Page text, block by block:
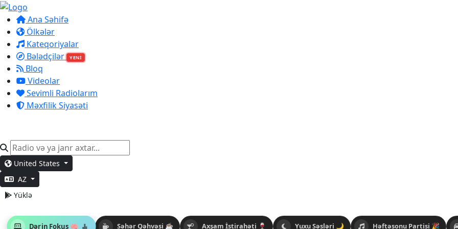
Ana Səhifə
Ölkələr
Kateqoriyalar
Bələdçilər
YENİ
Bloq
Videolar
Sevimli Radiolarım
Məxfilik Siyasəti
United States
AZ
Yüklə
Səhər Qəhvəsi ☕
Dərin Fokus 🧠 Axşam İstirahəti 🍷 Yuxu Səsləri 🌙 Həftəsonu Partisi 🎉